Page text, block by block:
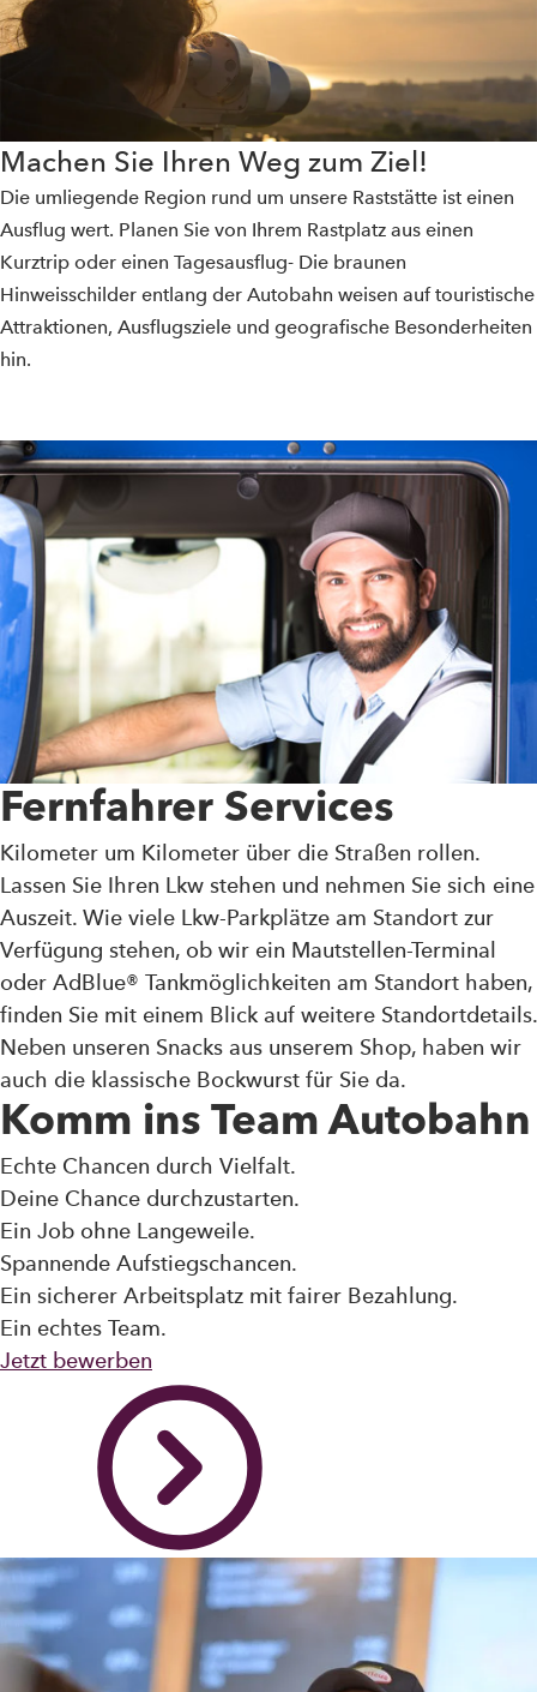
Machen Sie Ihren Weg zum Ziel!
Die umliegende Region rund um unsere Raststätte ist einen
Ausflug wert. Planen Sie von Ihrem Rastplatz aus einen
Kurztrip oder einen Tagesausflug- Die braunen
Hinweisschilder entlang der Autobahn weisen auf touristische
Attraktionen, Ausflugsziele und geografische Besonderheiten
hin.
Fernfahrer Services
Kilometer um Kilometer über die Straßen rollen.
Lassen Sie Ihren Lkw stehen und nehmen Sie sich eine
Auszeit. Wie viele Lkw-Parkplätze am Standort zur
Verfügung stehen, ob wir ein Mautstellen-Terminal
oder AdBlue® Tankmöglichkeiten am Standort haben,
finden Sie mit einem Blick auf weitere Standortdetails.
Neben unseren Snacks aus unserem Shop, haben wir
auch die klassische Bockwurst für Sie da.
Komm ins Team Autobahn
Echte Chancen durch Vielfalt.
Deine Chance durchzustarten.
Ein Job ohne Langeweile.
Spannende Aufstiegschancen.
Ein sicherer Arbeitsplatz mit fairer Bezahlung.
Ein echtes Team.
Jetzt bewerben